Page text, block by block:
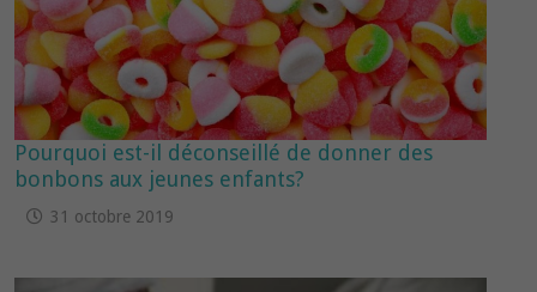
Pourquoi est-il déconseillé de donner des
bonbons aux jeunes enfants?
31 octobre 2019